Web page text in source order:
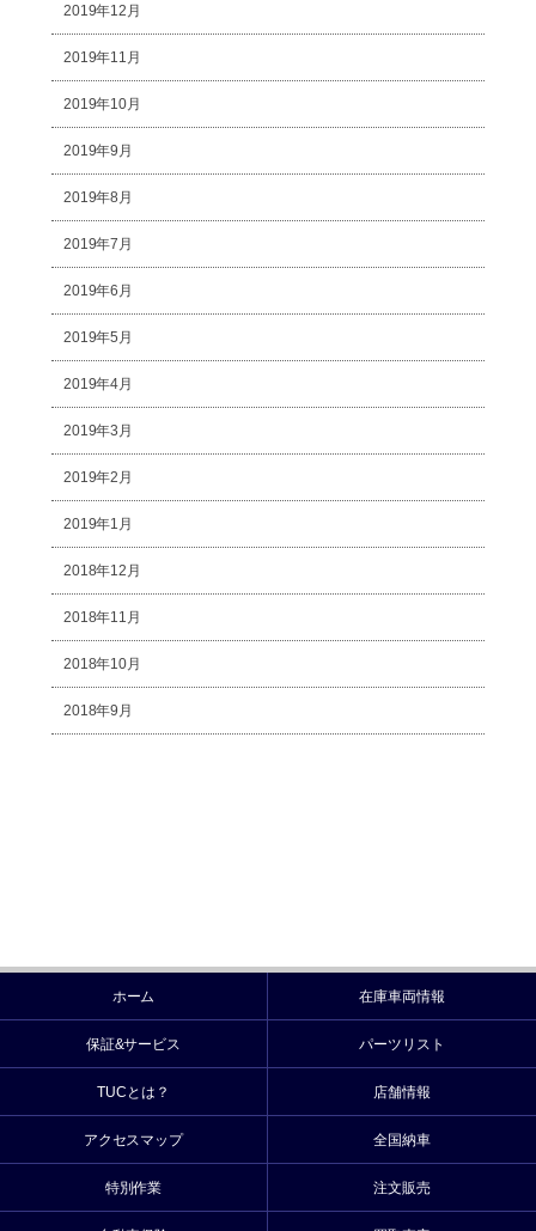
2019年12月
2019年11月
2019年10月
2019年9月
2019年8月
2019年7月
2019年6月
2019年5月
2019年4月
2019年3月
2019年2月
2019年1月
2018年12月
2018年11月
2018年10月
2018年9月
ホーム 在庫車両情報
保証&サービス パーツリスト
TUCとは？ 店舗情報
アクセスマップ 全国納車
特別作業 注文販売